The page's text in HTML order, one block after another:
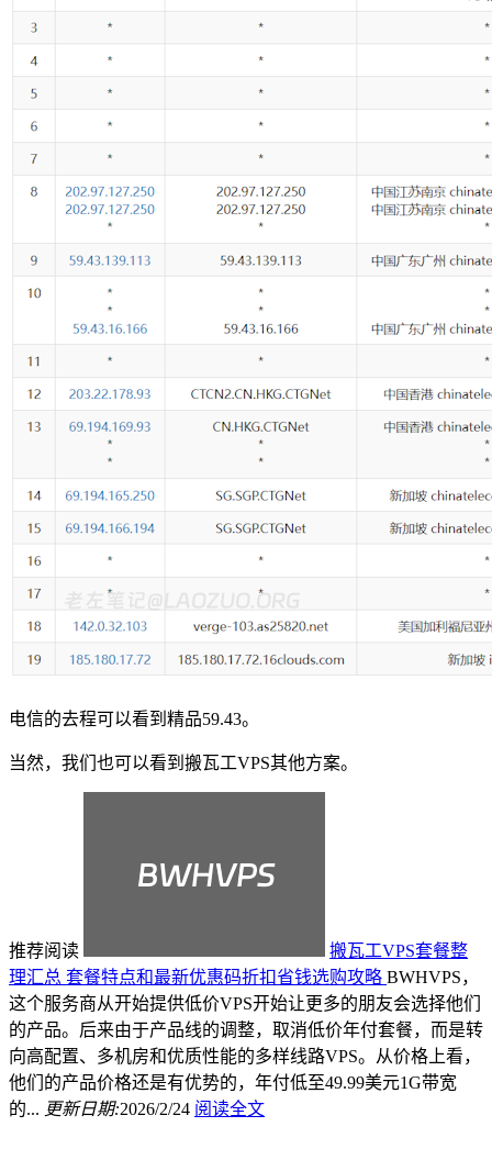
电信的去程可以看到精品59.43。
当然，我们也可以看到搬瓦工VPS其他方案。
推荐阅读
搬瓦工VPS套餐整
理汇总 套餐特点和最新优惠码折扣省钱选购攻略 BWHVPS，
这个服务商从开始提供低价VPS开始让更多的朋友会选择他们
的产品。后来由于产品线的调整，取消低价年付套餐，而是转
向高配置、多机房和优质性能的多样线路VPS。从价格上看，
他们的产品价格还是有优势的，年付低至49.99美元1G带宽
的... 更新日期:2026/2/24 阅读全文